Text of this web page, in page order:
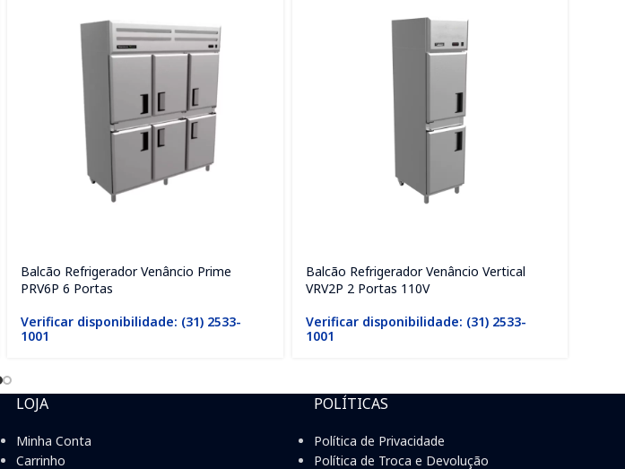
Balcão Refrigerador Venâncio Prime
PRV6P 6 Portas
Verificar disponibilidade: (31) 2533-
1001
Balcão Refrigerador Venâncio Vertical
VRV2P 2 Portas 110V
Verificar disponibilidade: (31) 2533-
1001
LOJA
Minha Conta
Carrinho
POLÍTICAS
Política de Privacidade
Política de Troca e Devolução